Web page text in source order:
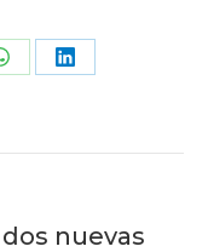
Share
nuevas